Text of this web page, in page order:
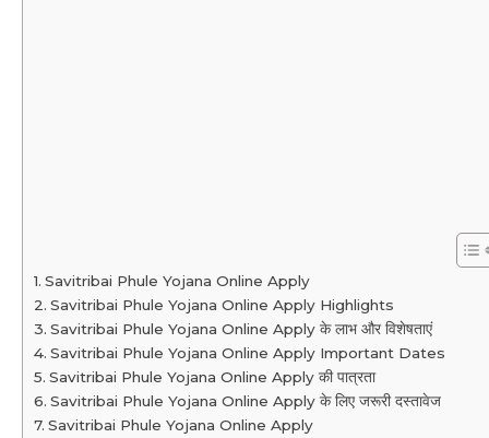
Savitribai Phule Yojana Online Apply
Savitribai Phule Yojana Online Apply Highlights
Savitribai Phule Yojana Online Apply के लाभ और विशेषताएं
Savitribai Phule Yojana Online Apply Important Dates
Savitribai Phule Yojana Online Apply की पात्रता
Savitribai Phule Yojana Online Apply के लिए जरूरी दस्तावेज
Savitribai Phule Yojana Online Apply